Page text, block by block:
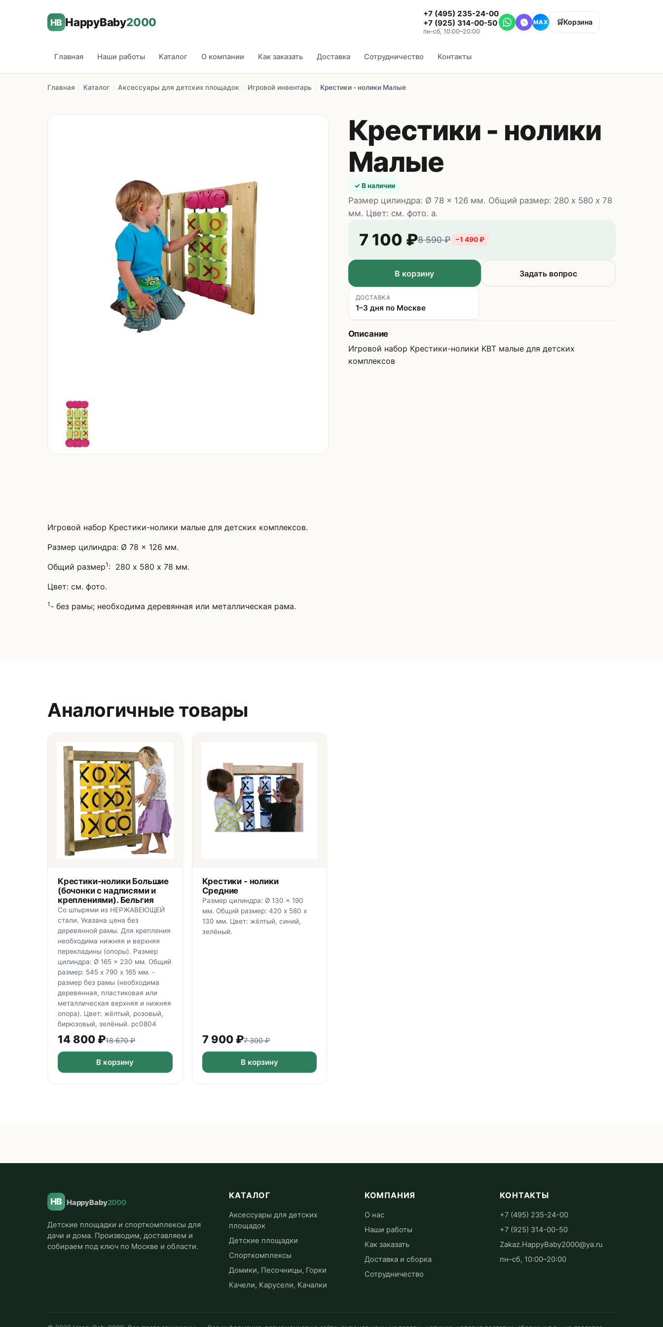
HB HappyBaby2000
+7 (495) 235-24-00
+7 (925) 314-00-50
пн–сб, 10:00–20:00
MAX 🛒Корзина
Главная Наши работы Каталог О компании Как заказать Доставка Сотрудничество Контакты
Главная Каталог Аксессуары для детских площадок Игровой инвентарь Крестики - нолики Малые
Крестики - нолики
Малые
✓ В наличии
Размер цилиндра: Ø 78 x 126 мм. Общий размер: 280 х 580 х 78
мм. Цвет: см. фото. а.
7 100 ₽8 590₽ −1 490₽
В корзину Задать вопрос
ДОСТАВКА
1–3 дня по Москве
Описание
Игровой набор Крестики-нолики KBT малые для детских
комплексов
Игровой набор Крестики-нолики малые для детских комплексов.
Размер цилиндра: Ø 78 x 126 мм.
Общий размер1 : 280 х 580 х 78 мм.
Цвет: см. фото.
1 - без рамы; необходима деревянная или металлическая рама.
Аналогичные товары
Крестики-нолики Большие
(бочонки с надписями и
креплениями). Бельгия
Со штырями из НЕРЖАВЕЮЩЕЙ
стали. Указана цена без
деревянной рамы. Для крепления
необходима нижняя и верхняя
перекладины (опоры). Размер
цилиндра: Ø 165 x 230 мм. Общий
размер: 545 х 790 х 165 мм. -
размер без рамы (необходима
деревянная, пластиковая или
металлическая верхняя и нижняя
опора). Цвет: жёлтый, розовый,
бирюзовый, зелёный. рс0804
14 800 ₽18 670₽
В корзину
Крестики - нолики
Средние
Размер цилиндра: Ø 130 x 190
мм. Общий размер: 420 х 580 х
130 мм. Цвет: жёлтый, синий,
зелёный.
7 900₽7 300₽
В корзину
HB HappyBaby2000
Детские площадки и спорткомплексы для
дачи и дома. Производим, доставляем и
собираем под ключ по Москве и области.
КАТАЛОГ
Аксессуары для детских
площадок
Детские площадки
Спорткомплексы
Домики, Песочницы, Горки
Качели, Карусели, Качалки
КОМПАНИЯ
О нас
Наши работы
Как заказать
Доставка и сборка
Сотрудничество
КОНТАКТЫ
+7 (495) 235-24-00
+7 (925) 314-00-50
Zakaz.HappyBaby2000@ya.ru
пн–сб, 10:00–20:00